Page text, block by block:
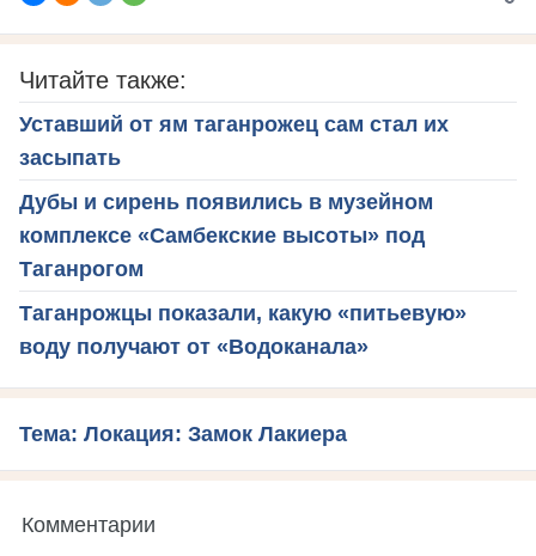
Читайте также:
Уставший от ям таганрожец сам стал их
засыпать
Дубы и сирень появились в музейном
комплексе «Самбекские высоты» под
Таганрогом
Таганрожцы показали, какую «питьевую»
воду получают от «Водоканала»
Тема: Локация: Замок Лакиера
Комментарии